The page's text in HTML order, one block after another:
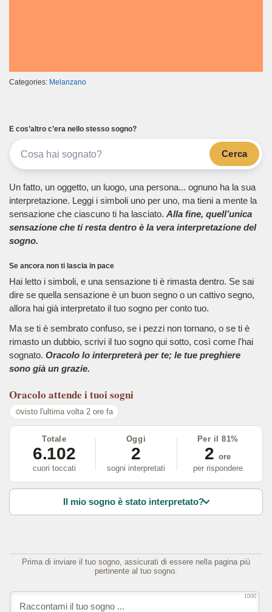
Categories: Melanzano
E cos’altro c’era nello stesso sogno?
Cerca
Un fatto, un oggetto, un luogo, una persona... ognuno ha la sua
interpretazione. Leggi i simboli uno per uno, ma tieni a mente la
sensazione che ciascuno ti ha lasciato. Alla fine, quell’unica
sensazione che ti resta dentro è la vera interpretazione del
sogno.
Se ancora non ti lascia in pace
Hai letto i simboli, e una sensazione ti è rimasta dentro. Se sai
dire se quella sensazione è un buon segno o un cattivo segno,
allora hai già interpretato il tuo sogno per conto tuo.
Ma se ti è sembrato confuso, se i pezzi non tornano, o se ti è
rimasto un dubbio, scrivi il tuo sogno qui sotto, così come l'hai
sognato. Oracolo lo interpreterà per te; le tue preghiere
sono già un grazie.
Oracolo attende i tuoi sogni
visto l'ultima volta 2 ore fa
Totale
6.102
cuori toccati
Oggi
2
sogni interpretati
Per il 81%
2 ore
per rispondere
Il mio sogno è stato interpretato?
Prima di inviare il tuo sogno, assicurati di essere nella pagina più
pertinente al tuo sogno.
1000